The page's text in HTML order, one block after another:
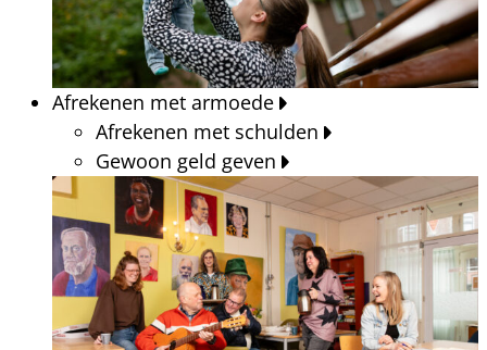
Afrekenen met armoede
Afrekenen met schulden
Gewoon geld geven